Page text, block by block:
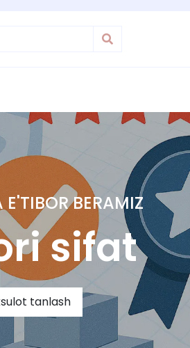
HUDUDLARIGA
beriladi
tanlash